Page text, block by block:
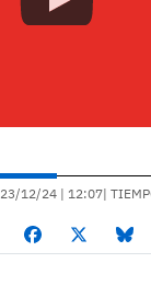
23/12/24 | 12:07|